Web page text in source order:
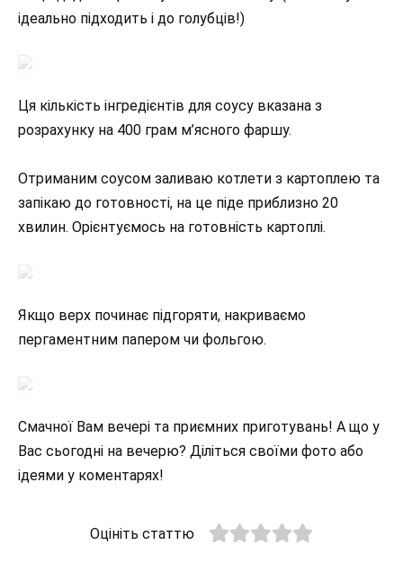
ідеально підходить і до голубців!)
Ця кількість інгредієнтів для соусу вказана з
розрахунку на 400 грам м’ясного фаршу.
Отриманим соусом заливаю котлети з картоплею та
запікаю до готовності, на це піде приблизно 20
хвилин. Орієнтуємось на готовність картоплі.
Якщо верх починає підгоряти, накриваємо
пергаментним папером чи фольгою.
Смачної Вам вечері та приємних приготувань! А що у
Вас сьогодні на вечерю? Діліться своїми фото або
ідеями у коментарях!
Оцініть статтю